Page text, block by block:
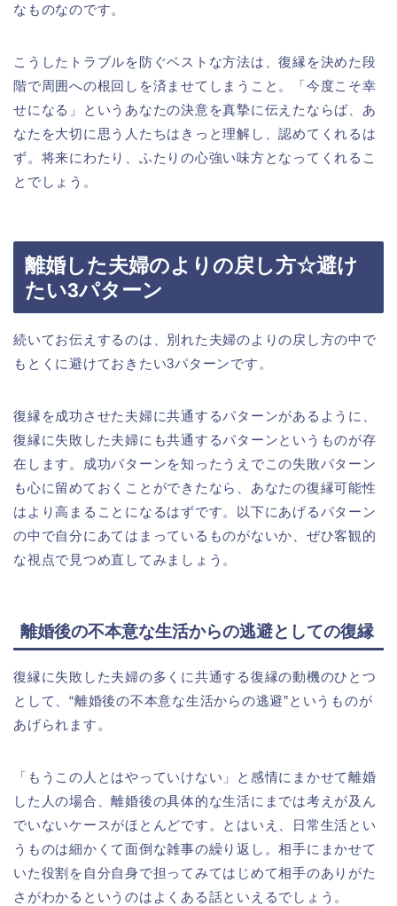
なものなのです。
こうしたトラブルを防ぐベストな方法は、復縁を決めた段
階で周囲への根回しを済ませてしまうこと。「今度こそ幸
せになる」というあなたの決意を真摯に伝えたならば、あ
なたを大切に思う人たちはきっと理解し、認めてくれるは
ず。将来にわたり、ふたりの心強い味方となってくれるこ
とでしょう。
離婚した夫婦のよりの戻し方☆避け
たい3パターン
続いてお伝えするのは、別れた夫婦のよりの戻し方の中で
もとくに避けておきたい3パターンです。
復縁を成功させた夫婦に共通するパターンがあるように、
復縁に失敗した夫婦にも共通するパターンというものが存
在します。成功パターンを知ったうえでこの失敗パターン
も心に留めておくことができたなら、あなたの復縁可能性
はより高まることになるはずです。以下にあげるパターン
の中で自分にあてはまっているものがないか、ぜひ客観的
な視点で見つめ直してみましょう。
離婚後の不本意な生活からの逃避としての復縁
復縁に失敗した夫婦の多くに共通する復縁の動機のひとつ
として、“離婚後の不本意な生活からの逃避”というものが
あげられます。
「もうこの人とはやっていけない」と感情にまかせて離婚
した人の場合、離婚後の具体的な生活にまでは考えが及ん
でいないケースがほとんどです。とはいえ、日常生活とい
うものは細かくて面倒な雑事の繰り返し。相手にまかせて
いた役割を自分自身で担ってみてはじめて相手のありがた
さがわかるというのはよくある話といえるでしょう。